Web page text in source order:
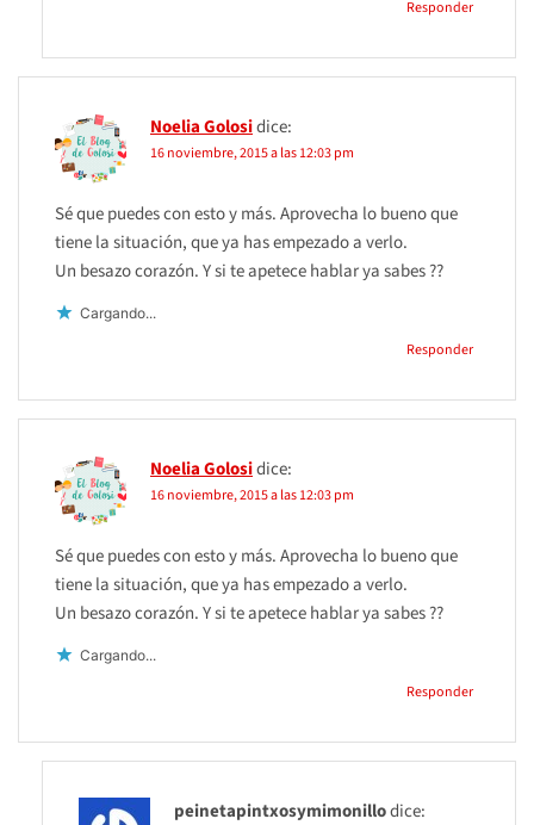
Responder
Noelia Golosidice:
16 noviembre, 2015 a las 12:03 pm
Sé que puedes con esto y más. Aprovecha lo bueno que
tiene la situación, que ya has empezado a verlo.
Un besazo corazón. Y si te apetece hablar ya sabes ??
Cargando...
Responder
Noelia Golosidice:
16 noviembre, 2015 a las 12:03 pm
Sé que puedes con esto y más. Aprovecha lo bueno que
tiene la situación, que ya has empezado a verlo.
Un besazo corazón. Y si te apetece hablar ya sabes ??
Cargando...
Responder
peinetapintxosymimonillodice: